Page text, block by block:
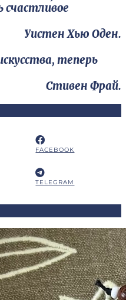
счастливое
Уистен Хью Оден.
теперь
Стивен Фрай.
FACEBOOK
TELEGRAM